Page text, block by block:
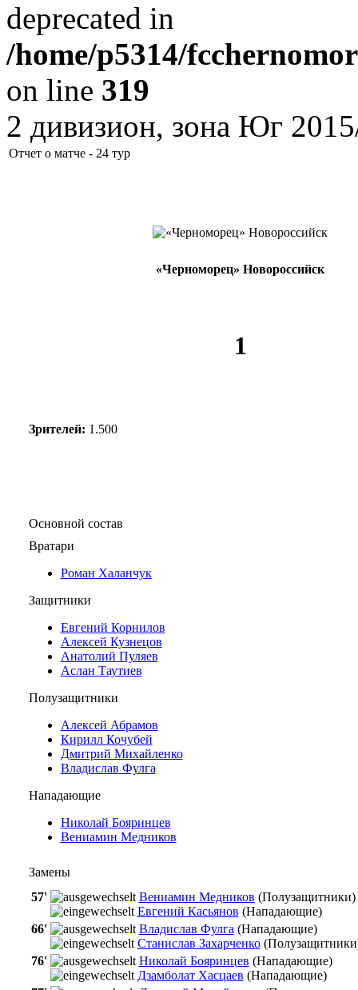
deprecated in
/home/p5314/
on line 319
2 дивизион, зона Юг
Отчет о матче - 24 тур
«Черноморец» Новороссийск
1
Зрителей: 1.500
Основной состав
Вратари
Роман Халанчук
Защитники
Евгений Корнилов
Алексей Кузнецов
Анатолий Пуляев
Аслан Таутиев
Полузащитники
Алексей Абрамов
Кирилл Кочубей
Дмитрий Михайленко
Владислав Фулга
Нападающие
Николай Бояринцев
Вениамин Медников
Замены
57'
Вениамин Медников (Полузащитники)
Евгений Касьянов (Нападающие)
66'
Владислав Фулга (Нападающие)
Станислав Захарченко
76'
Николай Бояринцев (Нападающие)
Дзамболат Хасцаев (Нападающие)